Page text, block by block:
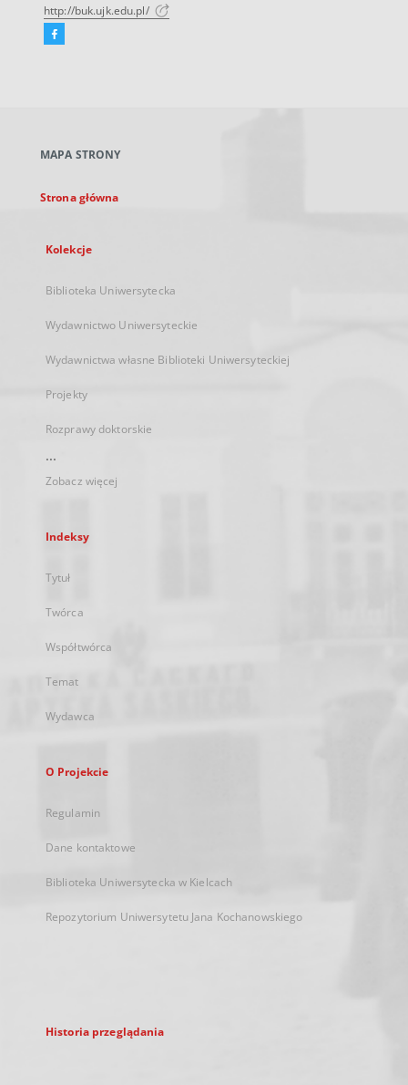
http://buk.ujk.edu.pl/
Facebook
karcie
MAPA STRONY
Strona główna
Kolekcje
Biblioteka Uniwersytecka
Wydawnictwo Uniwersyteckie
Wydawnictwa własne Biblioteki Uniwersyteckiej
Projekty
Rozprawy doktorskie
...
Zobacz więcej
Indeksy
Tytuł
Twórca
Współtwórca
Temat
Wydawca
O Projekcie
Regulamin
Dane kontaktowe
Biblioteka Uniwersytecka w Kielcach
Repozytorium Uniwersytetu Jana Kochanowskiego
Historia przeglądania